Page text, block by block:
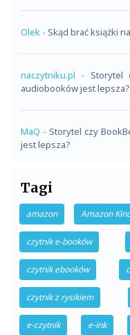
Olek - Skąd brać książki
naczytniku.pl - Storytel
audiobooków jest lepsza?
MaQ - Storytel czy
jest lepsza?
Tagi
amazon Amazon
czytnik e-booków
czytnik ebooków
czytnik z rysikiem
e-czytnik e-ink